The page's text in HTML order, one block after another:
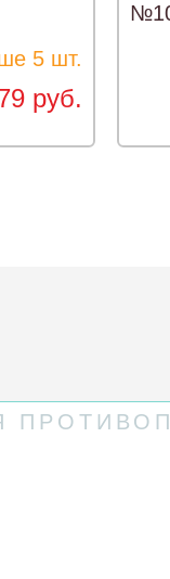
5 шт.
руб.